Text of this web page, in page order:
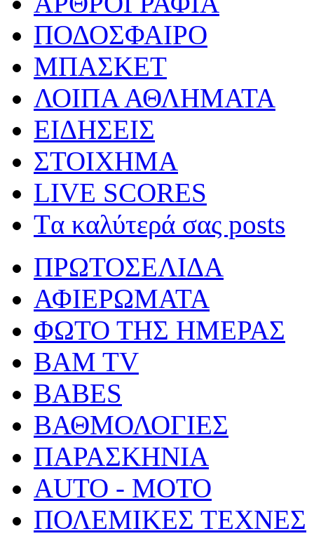
ΠΟΔΟΣΦΑΙΡΟ
ΜΠΑΣΚΕΤ
ΛΟΙΠΑ ΑΘΛΗΜΑΤΑ
ΕΙΔΗΣΕΙΣ
ΣΤΟΙΧΗΜΑ
LIVE SCORES
Tα καλύτερά σας posts
ΠΡΩΤΟΣΕΛΙΔΑ
ΑΦΙΕΡΩΜΑΤΑ
ΦΩΤΟ ΤΗΣ ΗΜΕΡΑΣ
BAM TV
BABES
ΒΑΘΜΟΛΟΓΙΕΣ
ΠΑΡΑΣΚΗΝΙΑ
AUTO - MOTO
ΠΟΛΕΜΙΚΕΣ ΤΕΧΝΕΣ